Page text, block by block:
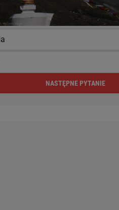
NASTĘPNE PYTANIE